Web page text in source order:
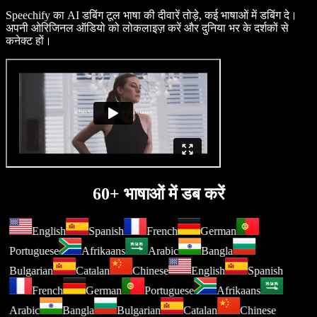
Speechify का AI डबिंग टूल भाषा की दीवारें तोड़े, कई भाषाओं में डबिंग दे।
अपनी ओरिजिनल ऑडियो को लोकलाइज़ करें और दुनिया भर के दर्शकों से
कनेक्ट हों।
60+ भाषाओं में डब करें
English Spanish French
German
Portuguese
Afrikaans Arabic
Bangla
Bulgarian
Catalan Chinese English
Spanish
French
German Portuguese
Afrikaans
Arabic
Bangla Bulgarian Catalan Chinese